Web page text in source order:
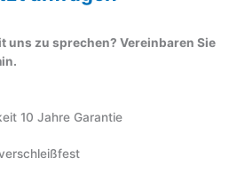
uns zu sprechen? Vereinbaren Sie
10 Jahre Garantie